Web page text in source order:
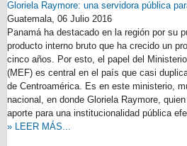
Gloriela Raymore: una servidora pública
Guatemala, 06 Julio 2016
Panamá ha destacado en la región por su
producto interno bruto que ha crecido un
cinco años. Por esto, el papel del
(MEF) es central en el país que casi
de Centroamérica. Es en este ministerio,
nacional, en donde Gloriela Raymore,
aporte para una institucionalidad pública
» LEER MÁS...